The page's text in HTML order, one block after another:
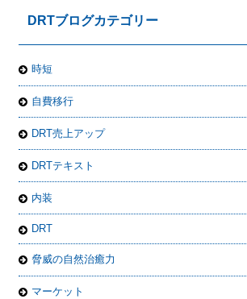
DRTブログカテゴリー
時短
自費移行
DRT売上アップ
DRTテキスト
内装
DRT
脅威の自然治癒力
マーケット